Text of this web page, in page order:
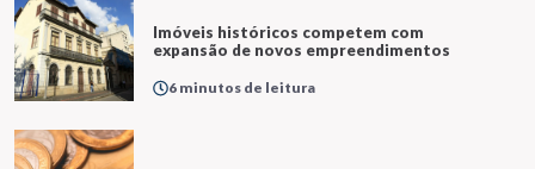
Imóveis históricos competem com
expansão de novos empreendimentos
6 minutos de leitura